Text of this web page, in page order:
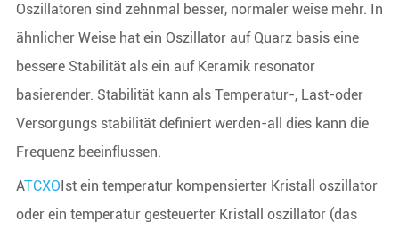
Oszillatoren sind zehnmal besser, normaler weise mehr. In
ähnlicher Weise hat ein Oszillator auf Quarz basis eine
bessere Stabilität als ein auf Keramik resonator
basierender. Stabilität kann als Temperatur-, Last-oder
Versorgungs stabilität definiert werden-all dies kann die
Frequenz beeinflussen.
ATCXOIst ein temperatur kompensierter Kristall oszillator
oder ein temperatur gesteuerter Kristall oszillator (das